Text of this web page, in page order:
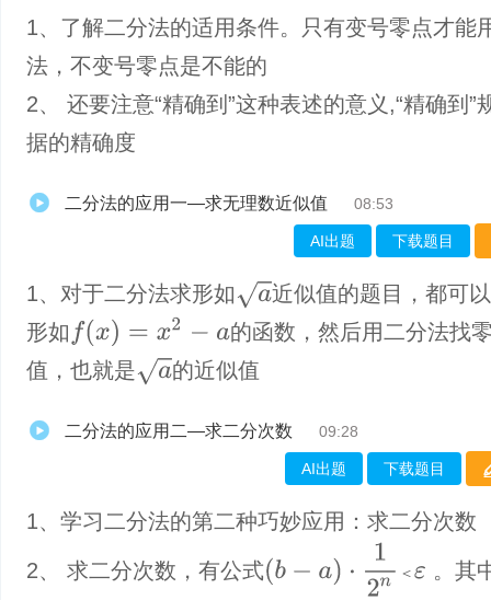
1、了解二分法的适用条件。只有变号零点才能
法，不变号零点是不能的
2、 还要注意“精确到”这种表述的意义,“精确到”
据的精确度
二分法的应用一—求无理数近似值 08:53
AI出题 下载题目
1、对于二分法求形如
近似值的题目，都可
形如 (x)=x2
的函数，然后用二分法找
值，也就是
的近似值
二分法的应用二—求二分次数 09:28
AI出题 下载题目
1、学习二分法的第二种巧妙应用：求二分次数
2、 求二分次数，有公式 ＜
。其